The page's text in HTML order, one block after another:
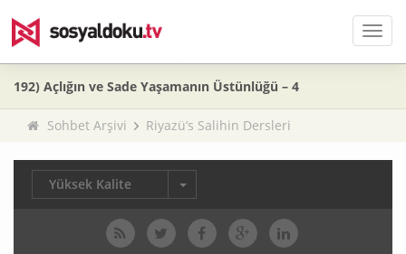
Menü
192) Açlığın ve Sade Yaşamanın Üstünlüğü – 4
Sohbet Arşivi Riyazü’s Salihin Dersleri
Yüksek Kalite